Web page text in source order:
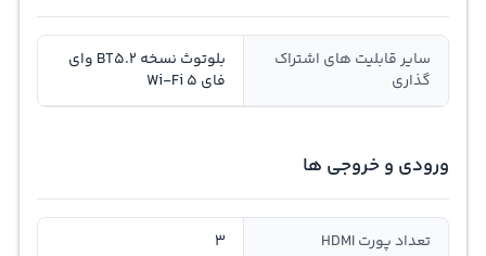
سایر قابلیت های اشتراک
گذاری
بلوتوث نسخه BT5.2 وای
فای Wi-Fi 5
ورودی و خروجی ها
تعداد پورت HDMI 3